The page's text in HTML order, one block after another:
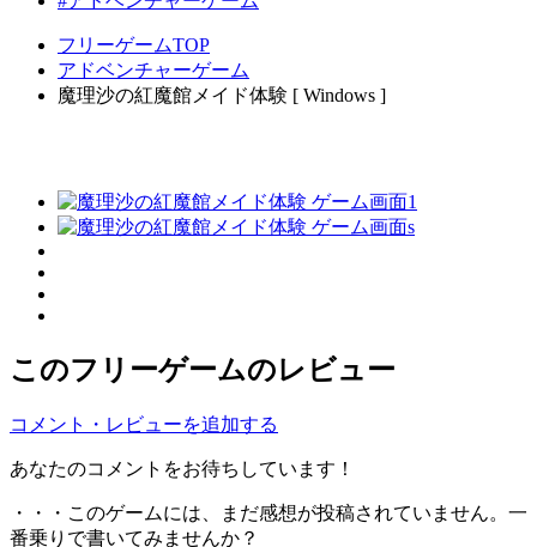
フリーゲームTOP
アドベンチャーゲーム
魔理沙の紅魔館メイド体験 [ Windows ]
このフリーゲームのレビュー
コメント・レビューを追加する
あなたのコメントをお待ちしています！
・・・このゲームには、まだ感想が投稿されていません。一
番乗りで書いてみませんか？